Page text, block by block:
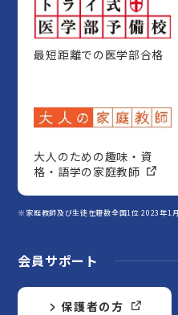
最短距離での医学部合格
大人のための趣味・資
格・語学の家庭教師
※家庭教師及び生徒在籍数全国1位 2023年1
会員サポート
保護者の方